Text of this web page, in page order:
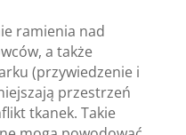
ramienia nad
a także
(przywiedzenie i
przestrzeń
tkanek. Takie